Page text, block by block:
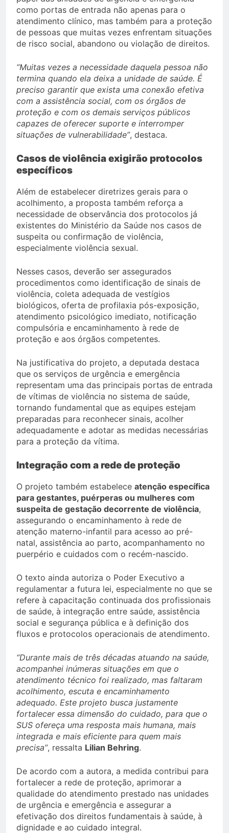
como portas de entrada não apenas para o
atendimento clínico, mas também para a proteção
de pessoas que muitas vezes enfrentam situações
de risco social, abandono ou violação de direitos.
“Muitas vezes a necessidade daquela pessoa não
termina quando ela deixa a unidade de saúde. É
preciso garantir que exista uma conexão efetiva
com a assistência social, com os órgãos de
proteção e com os demais serviços públicos
capazes de oferecer suporte e interromper
situações de vulnerabilidade”, destaca.
Casos de violência exigirão protocolos
específicos
Além de estabelecer diretrizes gerais para o
acolhimento, a proposta também reforça a
necessidade de observância dos protocolos já
existentes do Ministério da Saúde nos casos de
suspeita ou confirmação de violência,
especialmente violência sexual.
Nesses casos, deverão ser assegurados
procedimentos como identificação de sinais de
violência, coleta adequada de vestígios
biológicos, oferta de profilaxia pós-exposição,
atendimento psicológico imediato, notificação
compulsória e encaminhamento à rede de
proteção e aos órgãos competentes.
Na justificativa do projeto, a deputada destaca
que os serviços de urgência e emergência
representam uma das principais portas de entrada
de vítimas de violência no sistema de saúde,
tornando fundamental que as equipes estejam
preparadas para reconhecer sinais, acolher
adequadamente e adotar as medidas necessárias
para a proteção da vítima.
Integração com a rede de proteção
O projeto também estabelece atenção específica
para gestantes, puérperas ou mulheres com
suspeita de gestação decorrente de violência,
assegurando o encaminhamento à rede de
atenção materno-infantil para acesso ao pré-
natal, assistência ao parto, acompanhamento no
puerpério e cuidados com o recém-nascido.
O texto ainda autoriza o Poder Executivo a
regulamentar a futura lei, especialmente no que se
refere à capacitação continuada dos profissionais
de saúde, à integração entre saúde, assistência
social e segurança pública e à definição dos
fluxos e protocolos operacionais de atendimento.
“Durante mais de três décadas atuando na saúde,
acompanhei inúmeras situações em que o
atendimento técnico foi realizado, mas faltaram
acolhimento, escuta e encaminhamento
adequado. Este projeto busca justamente
fortalecer essa dimensão do cuidado, para que o
SUS ofereça uma resposta mais humana, mais
integrada e mais eficiente para quem mais
precisa”, ressalta Lilian Behring.
De acordo com a autora, a medida contribui para
fortalecer a rede de proteção, aprimorar a
qualidade do atendimento prestado nas unidades
de urgência e emergência e assegurar a
efetivação dos direitos fundamentais à saúde, à
dignidade e ao cuidado integral.